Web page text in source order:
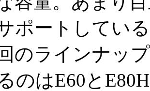
ポートしてい
のラインナッ
のはE60と